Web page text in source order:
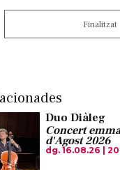
Finalitzat
Duo Diàleg
Concert
d'Agost 2026
dg. 16.08.26